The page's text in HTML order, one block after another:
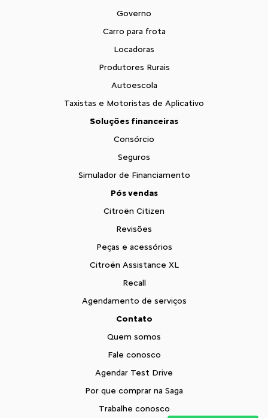
Governo
Carro para frota
Locadoras
Produtores Rurais
Autoescola
Taxistas e Motoristas de Aplicativo
Soluções financeiras
Consórcio
Seguros
Simulador de Financiamento
Pós vendas
Citroën Citizen
Revisões
Peças e acessórios
Citroën Assistance XL
Recall
Agendamento de serviços
Contato
Quem somos
Fale conosco
Agendar Test Drive
Por que comprar na Saga
Trabalhe conosco